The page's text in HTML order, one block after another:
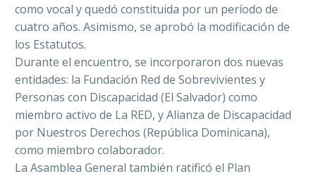
como vocal y quedó constituida por un período de
cuatro años. Asimismo, se aprobó la modificación de
los Estatutos.
Durante el encuentro, se incorporaron dos nuevas
entidades: la Fundación Red de Sobrevivientes y
Personas con Discapacidad (El Salvador) como
miembro activo de La RED, y Alianza de Discapacidad
por Nuestros Derechos (República Dominicana),
como miembro colaborador.
La Asamblea General también ratificó el Plan